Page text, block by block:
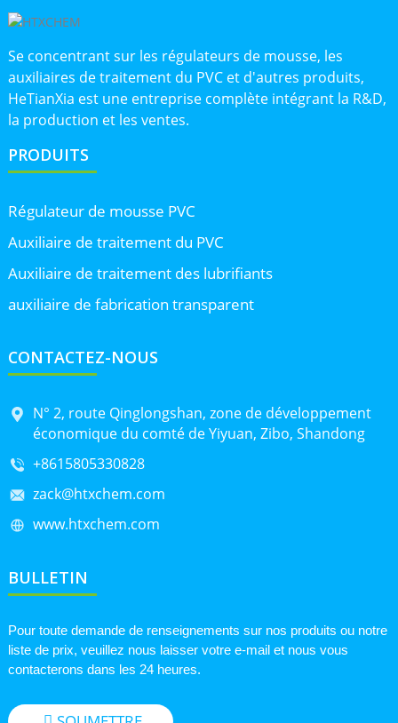
Se concentrant sur les régulateurs de mousse, les
auxiliaires de traitement du PVC et d'autres produits,
HeTianXia est une entreprise complète intégrant la R&D,
la production et les ventes.
PRODUITS
Régulateur de mousse PVC
Auxiliaire de traitement du PVC
Auxiliaire de traitement des lubrifiants
auxiliaire de fabrication transparent
CONTACTEZ-NOUS
N° 2, route Qinglongshan, zone de développement
économique du comté de Yiyuan, Zibo, Shandong
+8615805330828
zack@htxchem.com
www.htxchem.com
BULLETIN
Pour toute demande de renseignements sur nos produits ou notre
liste de prix, veuillez nous laisser votre e-mail et nous vous
contacterons dans les 24 heures.